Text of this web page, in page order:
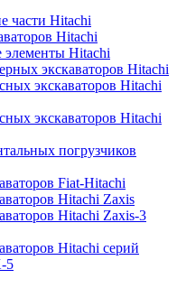
части Hitachi
Hitachi
Hitachi
экскаваторов Hitachi
экскаваторов Hitachi
экскаваторов Hitachi
погрузчиков
Fiat-Hitachi
Hitachi Zaxis
Hitachi Zaxis-3
Hitachi серий
5